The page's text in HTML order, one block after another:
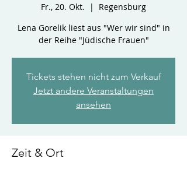
Fr., 20. Okt.
  |
Regensburg
Lena Gorelik liest aus "Wer wir sind" in
der Reihe "Jüdische Frauen"
Tickets stehen nicht zum Verkauf
Jetzt andere Veranstaltungen
ansehen
Zeit & Ort